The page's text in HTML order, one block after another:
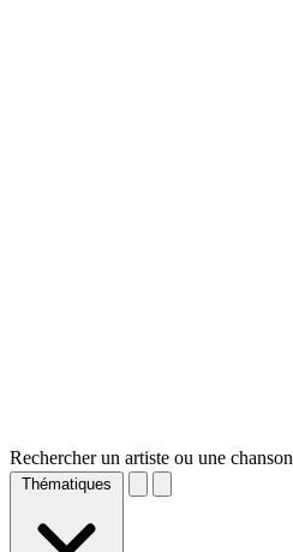
Rechercher un artiste ou une chanson
Thématiques